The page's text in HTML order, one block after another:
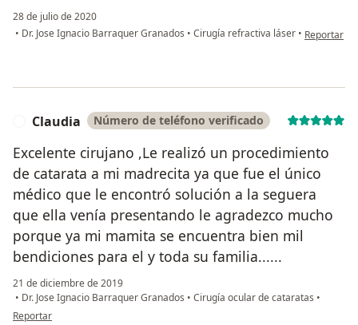
28 de julio de 2020
• Dr. Jose Ignacio Barraquer Granados • Cirugía refractiva láser • en opinión
Reportar
Claudia Número de teléfono verificado
Excelente cirujano ,Le realizó un procedimiento
de catarata a mi madrecita ya que fue el único
médico que le encontró solución a la seguera
que ella venía presentando le agradezco mucho
porque ya mi mamita se encuentra bien mil
bendiciones para el y toda su familia......
21 de diciembre de 2019
• Dr. Jose Ignacio Barraquer Granados • Cirugía ocular de cataratas •
en opinión del usuario Claudia
Reportar